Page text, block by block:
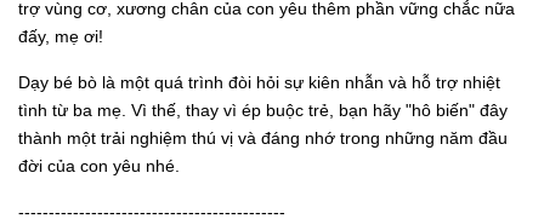
trợ vùng cơ, xương chân của con yêu thêm phần vững chắc nữa
đấy, mẹ ơi!
Dạy bé bò là một quá trình đòi hỏi sự kiên nhẫn và hỗ trợ nhiệt
tình từ ba mẹ. Vì thế, thay vì ép buộc trẻ, bạn hãy "hô biến" đây
thành một trải nghiệm thú vị và đáng nhớ trong những năm đầu
đời của con yêu nhé.
--------------------------------------------